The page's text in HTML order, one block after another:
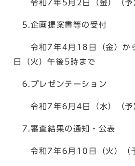
令和7年5月2日（金）（予
5.企画提案書等の受
令和7年4月18日（金）か
日（火）午後5時まで
6.プレゼンテーショ
令和7年6月4日（水）（予
7.審査結果の通知・
令和7年6月10日（火）（